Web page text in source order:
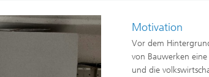
Motivation
Vor dem
von Bauwerken
und die